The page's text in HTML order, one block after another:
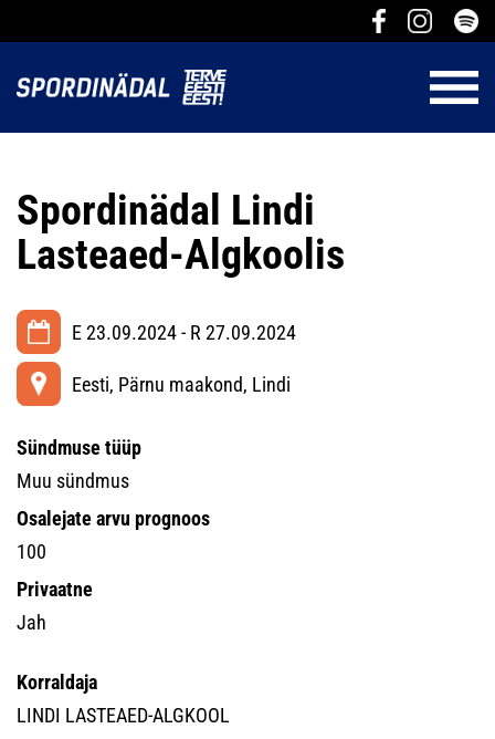
Spordinädal Lindi
Lasteaed-Algkoolis
E 23.09.2024 - R 27.09.2024
Eesti, Pärnu maakond, Lindi
Sündmuse tüüp
Muu sündmus
Osalejate arvu prognoos
100
Privaatne
Jah
Korraldaja
LINDI LASTEAED-ALGKOOL